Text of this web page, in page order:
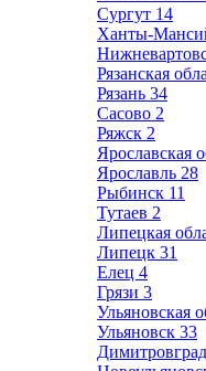
Сургут 14
Ханты-
Рязанская
Рязань 34
Сасово 2
Ряжск 2
Ярославская
Ярославль 28
Рыбинск 11
Тутаев 2
Липецкая
Липецк 31
Елец 4
Грязи 3
Ульяновская
Ульяновск 33
Димитровград